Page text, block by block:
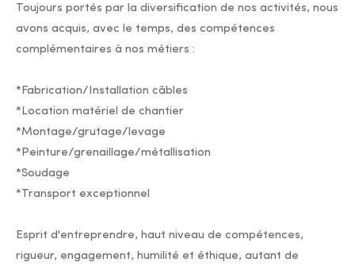
Toujours portés par la diversification de nos activités, nous
avons acquis, avec le temps, des compétences
complémentaires à nos métiers :
*Fabrication/Installation câbles
*Location matériel de chantier
*Montage/grutage/levage
*Peinture/grenaillage/métallisation
*Soudage
*Transport exceptionnel
Esprit d'entreprendre, haut niveau de compétences,
rigueur, engagement, humilité et éthique, autant de